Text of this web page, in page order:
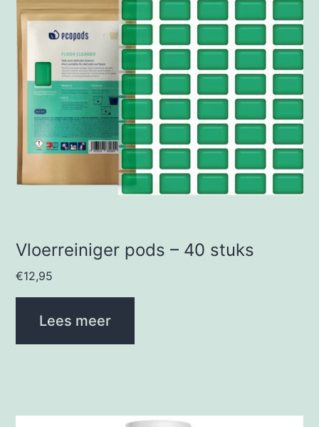
Vloerreiniger pods – 40 stuks
€12,95
Lees meer